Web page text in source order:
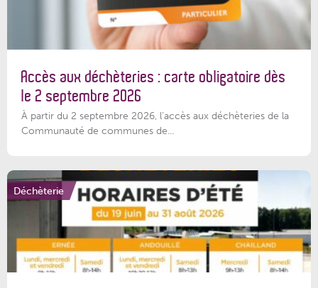
Accès aux déchèteries : carte obligatoire dès
le 2 septembre 2026
À partir du 2 septembre 2026, l’accès aux déchèteries de la
Communauté de communes de...
Déchèterie